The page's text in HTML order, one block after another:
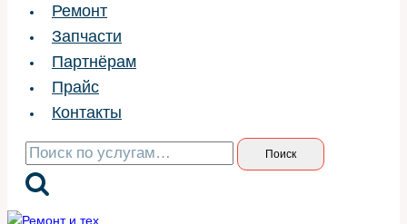
Ремонт
Запчасти
Партнёрам
Прайс
Контакты
Искать: Поиск